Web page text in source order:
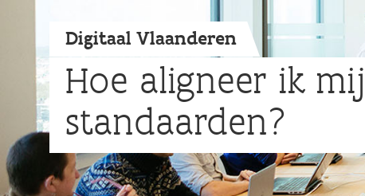
Digitaal Vlaanderen
Hoe aligneer ik
standaarden?